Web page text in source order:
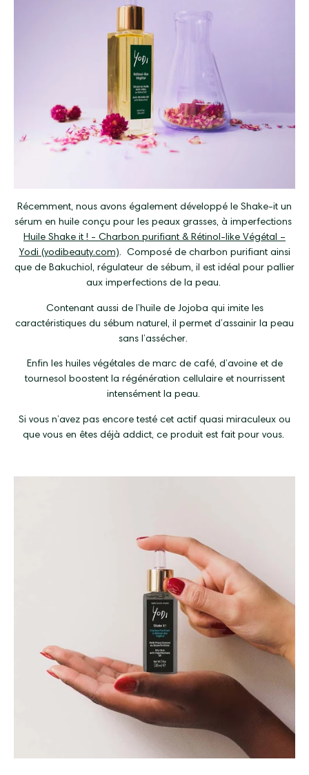
Récemment, nous avons également développé le Shake-it un
sérum en huile conçu pour les peaux grasses, à imperfections
Huile Shake it ! - Charbon purifiant & Rétinol-like Végétal –
Yodi (yodibeauty.com). Composé de charbon purifiant ainsi
que de Bakuchiol, régulateur de sébum, il est idéal pour pallier
aux imperfections de la peau.
Contenant aussi de l’huile de Jojoba qui imite les
caractéristiques du sébum naturel, il permet d’assainir la peau
sans l’assécher.
Enfin les huiles végétales de marc de café, d’avoine et de
tournesol boostent la régénération cellulaire et nourrissent
intensément la peau.
Si vous n’avez pas encore testé cet actif quasi miraculeux ou
que vous en êtes déjà addict, ce produit est fait pour vous.